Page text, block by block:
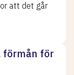
att det går
förmån för